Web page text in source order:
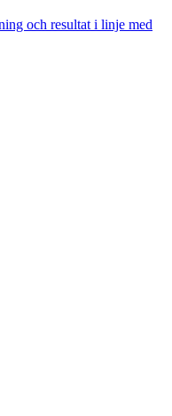
och resultat i linje med